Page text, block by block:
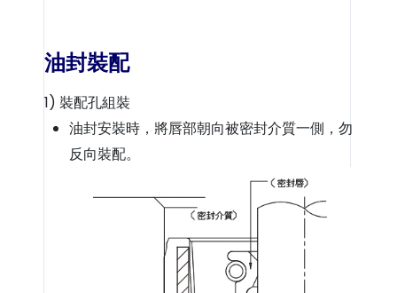
油封裝配
1) 裝配孔組裝
油封安裝時，將唇部朝向被密封介質一側，勿
反向裝配。